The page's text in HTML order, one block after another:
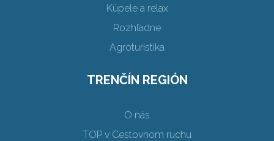
Kúpele a relax
Rozhľadne
Agroturistika
TRENČÍN REGIÓN
O nás
TOP v Cestovnom ruchu